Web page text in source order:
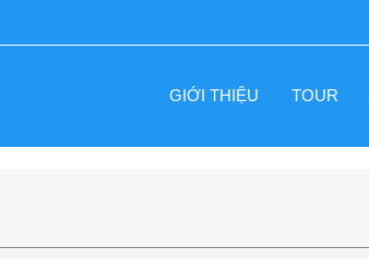
GIỚI THIỆU TOUR